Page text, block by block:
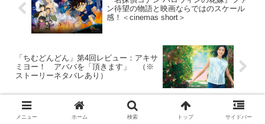
ン待望の物語と映画ならではのスケール
感！＜cinemas short＞
「ちむどんどん」第4回レビュー：アキサ
ミヨー！ アババを「頂きます」 （※
ストーリーネタバレあり）
ホーム デフォルト
メニュー ホーム 検索 トップ サイドバー